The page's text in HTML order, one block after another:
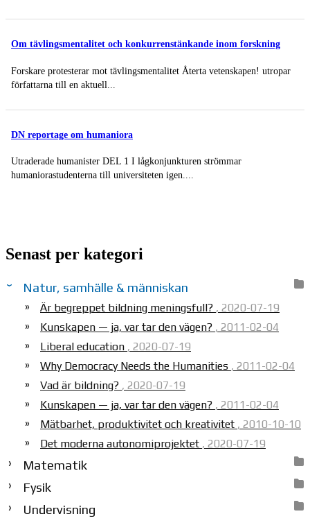
Om tävlingsmentalitet och konkurrenstänkande inom forskning
Forskare protesterar mot tävlingsmentalitet Återta vetenskapen! utropar
författarna till en aktuell...
DN reportage om humaniora
Utraderade humanister DEL 1 I lågkonjunkturen strömmar
humaniorastudenterna till universiteten igen....
Senast per kategori
Natur, samhälle & människan
Är begreppet bildning meningsfull? , 2020-07-19
Kunskapen — ja, var tar den vägen? , 2011-02-04
Liberal education , 2020-07-19
Why Democracy Needs the Humanities , 2011-02-04
Vad är bildning? , 2020-07-19
Kunskapen — ja, var tar den vägen? , 2011-02-04
Mätbarhet, produktivitet och kreativitet , 2010-10-10
Det moderna autonomiprojektet , 2020-07-19
Matematik
Fysik
Undervisning